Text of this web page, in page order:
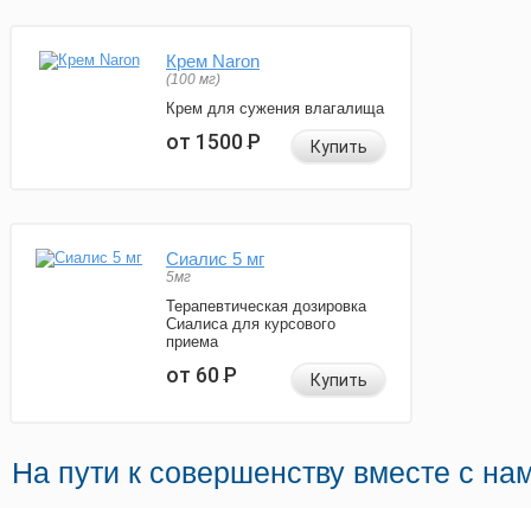
Крем Naron
(100 мг)
Крем для сужения влагалища
от 1500Р Купить
Сиалис 5 мг
5мг
Терапевтическая дозировка
Сиалиса для курсового
приема
от 60Р Купить
На пути к совершенству вместе с